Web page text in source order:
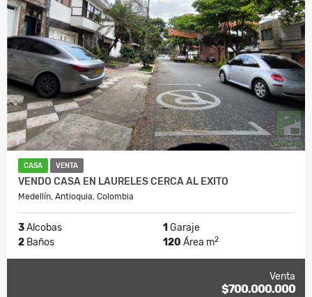
CASA VENTA
VENDO CASA EN LAURELES CERCA AL EXITO
Medellín, Antioquia, Colombia
3Alcobas 1 Garaje
2 Baños 120 Área m2
Venta
$700.000.000